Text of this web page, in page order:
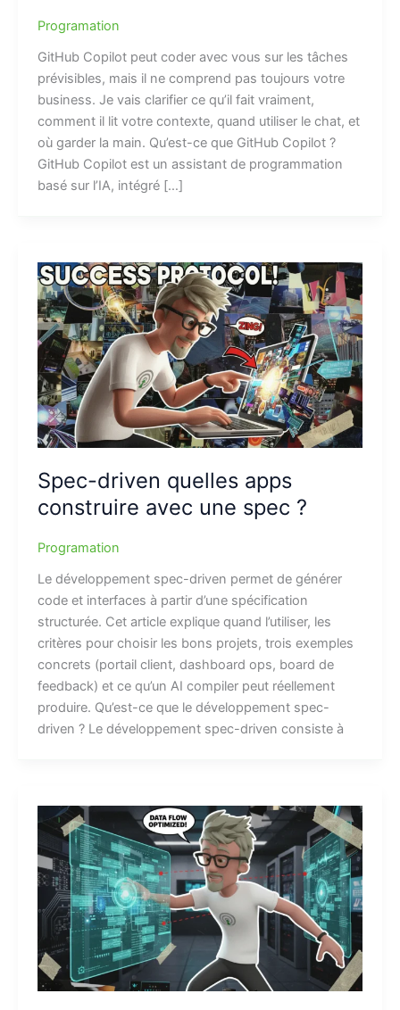
Programation
GitHub Copilot peut coder avec vous sur les tâches
prévisibles, mais il ne comprend pas toujours votre
business. Je vais clarifier ce qu’il fait vraiment,
comment il lit votre contexte, quand utiliser le chat, et
où garder la main. Qu’est-ce que GitHub Copilot ?
GitHub Copilot est un assistant de programmation
basé sur l’IA, intégré […]
Spec-driven quelles apps
construire avec une spec ?
Programation
Le développement spec-driven permet de générer
code et interfaces à partir d’une spécification
structurée. Cet article explique quand l’utiliser, les
critères pour choisir les bons projets, trois exemples
concrets (portail client, dashboard ops, board de
feedback) et ce qu’un AI compiler peut réellement
produire. Qu’est-ce que le développement spec-
driven ? Le développement spec-driven consiste à